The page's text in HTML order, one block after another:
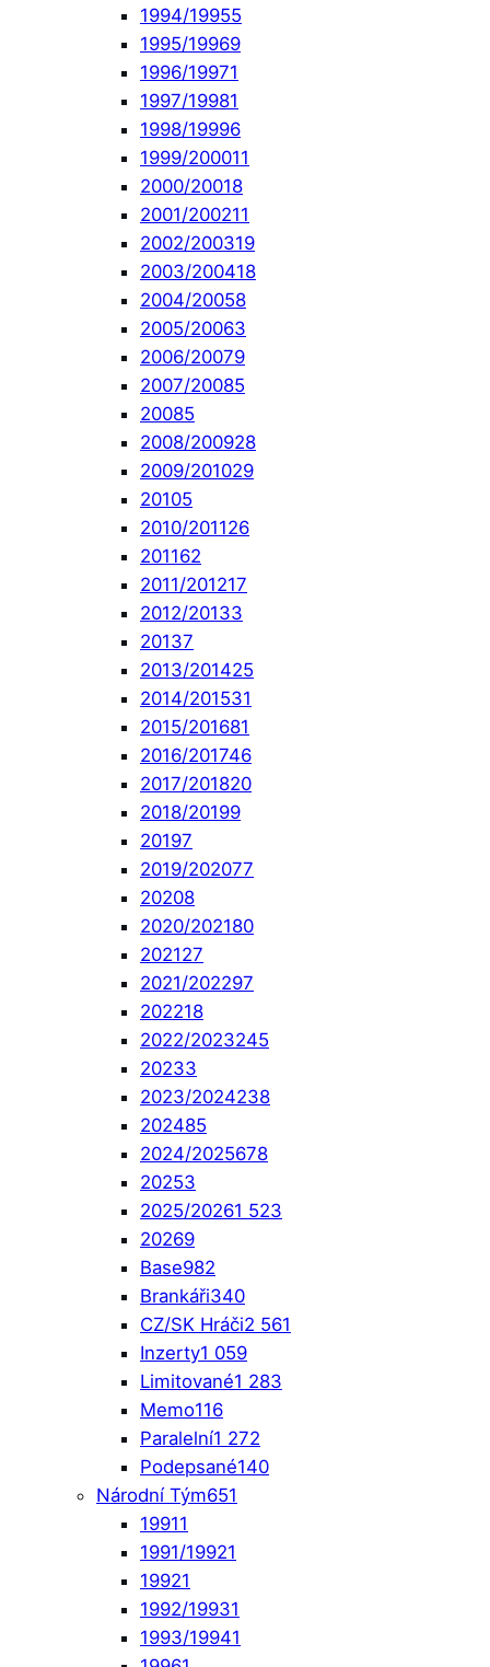
1994/19955
1995/19969
1996/19971
1997/19981
1998/19996
1999/200011
2000/20018
2001/200211
2002/200319
2003/200418
2004/20058
2005/20063
2006/20079
2007/20085
20085
2008/200928
2009/201029
20105
2010/201126
201162
2011/201217
2012/20133
20137
2013/201425
2014/201531
2015/201681
2016/201746
2017/201820
2018/20199
20197
2019/202077
20208
2020/202180
202127
2021/202297
202218
2022/2023245
20233
2023/2024238
202485
2024/2025678
20253
2025/20261 523
20269
Base982
Brankáři340
CZ/SK Hráči2 561
Inzerty1 059
Limitované1 283
Memo116
Paralelní1 272
Podepsané140
Národní Tým651
19911
1991/19921
19921
1992/19931
1993/19941